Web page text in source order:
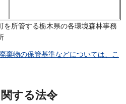
を所管する栃木県の各環境森林事務
棄物の保管基準などについては、こ
する法令